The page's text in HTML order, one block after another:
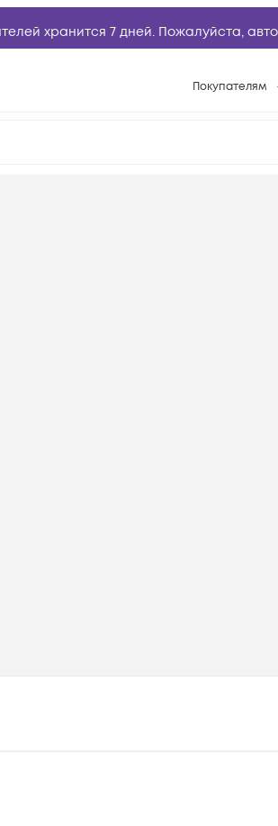
хранится 7 дней. Пожалуйста,
Покупателям